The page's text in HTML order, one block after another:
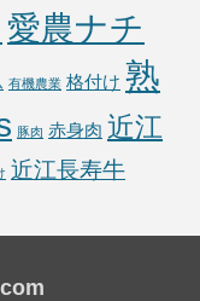
愛農ナチ
有機農業 格付け 熟
豚肉 赤身肉 近江
近江長寿牛